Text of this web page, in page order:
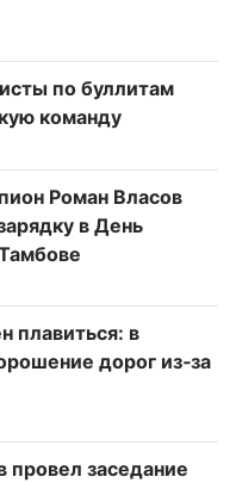
по буллитам
команду
Роман Власов
в День
плавиться: в
дорог из‑за
заседание